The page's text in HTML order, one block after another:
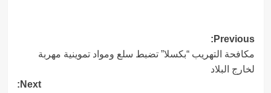
Post
navigation
Previous:
مكافحة التهريب “بكسلا” تضبط سلع ومواد تموينية مهربة
لخارج البلاد
Next: